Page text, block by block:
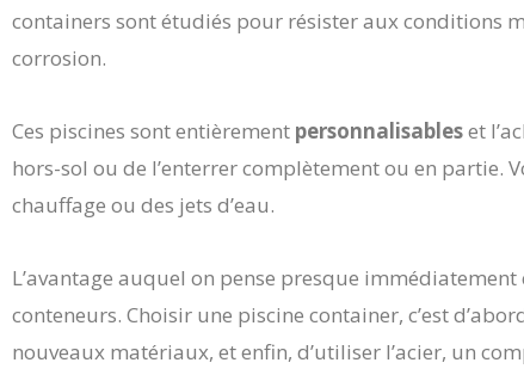
containers sont étudiés pour résister aux conditions
corrosion.
Ces piscines sont entièrement personnalisableset
hors-sol ou de l’enterrer complètement ou en partie.
chauffage ou des jets d’eau.
L’avantage auquel on pense presque immédiatement
conteneurs. Choisir une piscine container, c’est
nouveaux matériaux, et enfin, d’utiliser l’acier, un